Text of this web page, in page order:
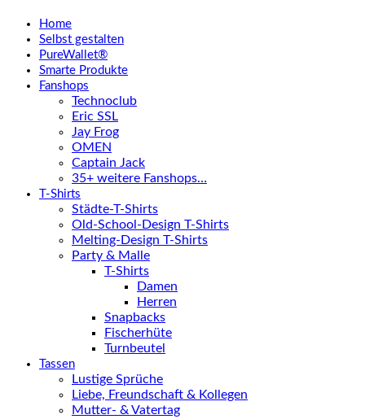
Home
Selbst gestalten
PureWallet®
Smarte Produkte
Fanshops
Technoclub
Eric SSL
Jay Frog
OMEN
Captain Jack
35+ weitere Fanshops…
T-Shirts
Städte-T-Shirts
Old-School-Design T-Shirts
Melting-Design T-Shirts
Party & Malle
T-Shirts
Damen
Herren
Snapbacks
Fischerhüte
Turnbeutel
Tassen
Lustige Sprüche
Liebe, Freundschaft & Kollegen
Mutter- & Vatertag